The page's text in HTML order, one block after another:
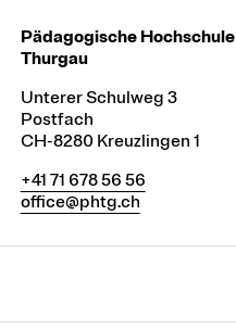
Pädagogische Hochschule
Thurgau
Unterer Schulweg 3
Postfach
CH-8280 Kreuzlingen 1
+41 71 678 56 56
office@phtg.ch